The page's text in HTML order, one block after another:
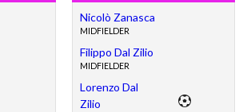
Nicolò Zanasca
MIDFIELDER
Filippo Dal Zilio
MIDFIELDER
Lorenzo Dal
Zilio